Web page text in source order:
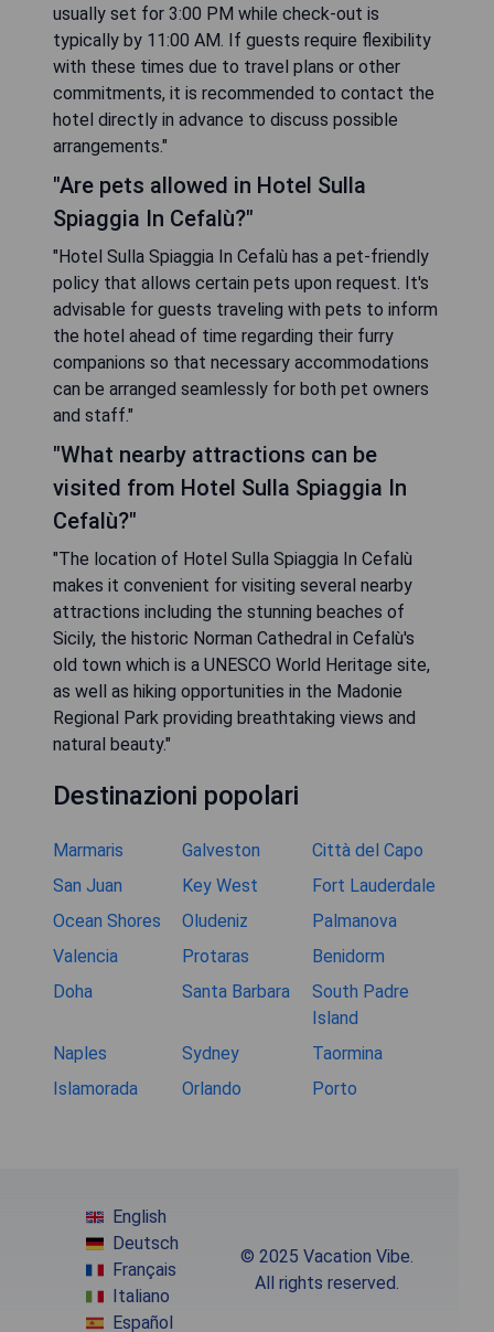
usually set for 3:00 PM while check-out is
typically by 11:00 AM. If guests require flexibility
with these times due to travel plans or other
commitments, it is recommended to contact the
hotel directly in advance to discuss possible
arrangements."
"Are pets allowed in Hotel Sulla
Spiaggia In Cefalù?"
"Hotel Sulla Spiaggia In Cefalù has a pet-friendly
policy that allows certain pets upon request. It's
advisable for guests traveling with pets to inform
the hotel ahead of time regarding their furry
companions so that necessary accommodations
can be arranged seamlessly for both pet owners
and staff."
"What nearby attractions can be
visited from Hotel Sulla Spiaggia In
Cefalù?"
"The location of Hotel Sulla Spiaggia In Cefalù
makes it convenient for visiting several nearby
attractions including the stunning beaches of
Sicily, the historic Norman Cathedral in Cefalù's
old town which is a UNESCO World Heritage site,
as well as hiking opportunities in the Madonie
Regional Park providing breathtaking views and
natural beauty."
Destinazioni popolari
Marmaris Galveston
Città del Capo
San Juan
Key West
Fort Lauderdale
Ocean Shores
Oludeniz
Palmanova
Valencia
Protaras
Benidorm
Doha
Santa Barbara
South Padre
Island
Naples
Sydney
Taormina
Islamorada
Orlando Porto
English
Deutsch
Français
Italiano
Español
© 2025 Vacation Vibe.
All rights reserved.